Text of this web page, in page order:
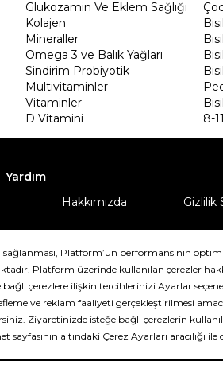
Glukozamin Ve Eklem Sağlığı
Kolajen
Mineraller
Omega 3 ve Balık Yağları
Sindirim Probiyotik
Multivitaminler
Vitaminler
D Vitamini
8-
Yardım
Hakkımızda Gizlilik
Tüm hakları saklıdır.